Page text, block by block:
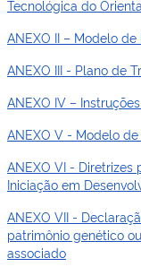
Tecnológica do
ANEXO II – Modelo de
ANEXO III - Plano de
ANEXO IV –
ANEXO V - Modelo
ANEXO VI - Diretrizes
Iniciação em
ANEXO VII -
patrimônio genético
associado